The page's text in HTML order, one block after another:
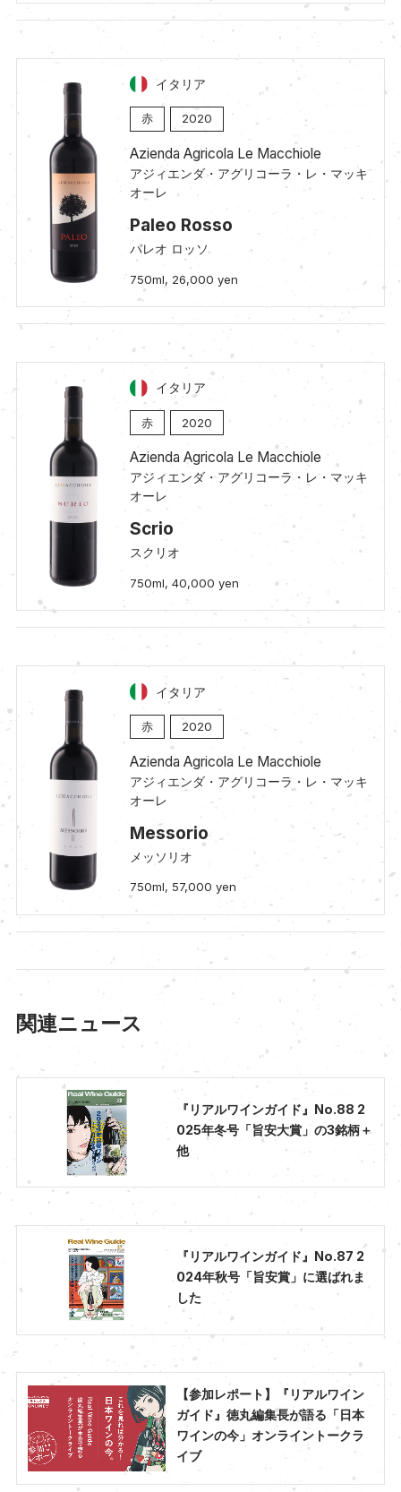
イタリア
赤 2020
Azienda Agricola Le Macchiole
アジィエンダ・アグリコーラ・レ・マッキ
オーレ
Paleo Rosso
パレオ ロッソ
750ml, 26,000 yen
イタリア
赤 2020
Azienda Agricola Le Macchiole
アジィエンダ・アグリコーラ・レ・マッキ
オーレ
Scrio
スクリオ
750ml, 40,000 yen
イタリア
赤 2020
Azienda Agricola Le Macchiole
アジィエンダ・アグリコーラ・レ・マッキ
オーレ
Messorio
メッソリオ
750ml, 57,000 yen
関連ニュース
『リアルワインガイド』No.88 2
025年冬号「旨安大賞」の3銘柄＋
他
『リアルワインガイド』No.87 2
024年秋号「旨安賞」に選ばれま
した
【参加レポート】『リアルワイン
ガイド』徳丸編集長が語る「日本
ワインの今」オンライントークラ
イブ